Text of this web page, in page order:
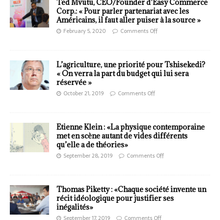
Ted Mvutu, CEO/Founder d’Easy Commerce
Corp.: « Pour parler partenariat avec les
Américains, il faut aller puiser à la source »
February 5, 2020 Comments Off
L’agriculture, une priorité pour Tshisekedi?
« On verra la part du budget qui lui sera
réservée »
October 21, 2019 Comments Off
Etienne Klein : «La physique contemporaine
met en scène autant de vides différents
qu’elle a de théories»
September 28, 2019 Comments Off
Thomas Piketty : «Chaque société invente un
récit idéologique pour justifier ses
inégalités»
September 17, 2019 Comments Off